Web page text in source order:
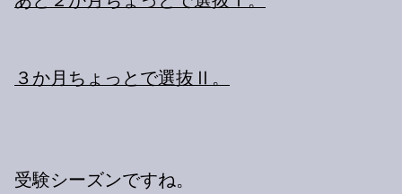
３か月ちょっとで選抜Ⅱ。
受験シーズンですね。